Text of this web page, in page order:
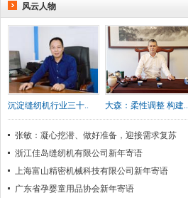
风云人物
沉淀缝纫机行业三十.. 大森：柔性调整 构建..
张敏：凝心挖潜、做好准备，迎接需求复苏
浙江佳岛缝纫机有限公司新年寄语
上海富山精密机械科技有限公司新年寄语
广东省孕婴童用品协会新年寄语